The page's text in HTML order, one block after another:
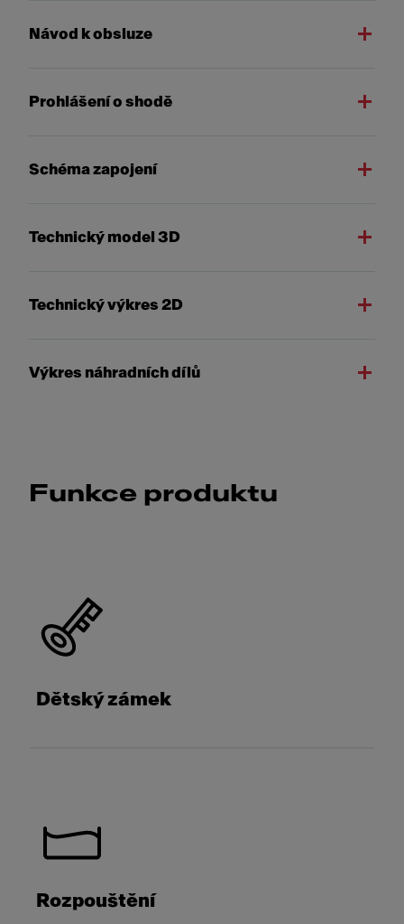
Návod k obsluze
Prohlášení o shodě
Schéma zapojení
Technický model 3D
Technický výkres 2D
Výkres náhradních dílů
Funkce produktu
Dětský zámek
Rozpouštění